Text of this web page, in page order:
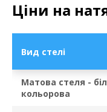
Ціни на
Вид стелі
Матова стеля -
кольорова